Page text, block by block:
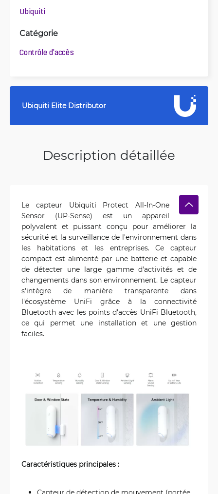
Ubiquiti
Catégorie
Contrôle d'accès
Ubiquiti Elite Distributor
Description détaillée
Le capteur Ubiquiti Protect All-In-One
Sensor (UP-Sense) est un appareil
polyvalent et puissant conçu pour améliorer la
sécurité et la surveillance de l'environnement dans
les habitations et les entreprises. Ce capteur
compact est alimenté par une batterie et capable
de détecter une large gamme d'activités et de
changements dans son environnement. Le capteur
s'intègre de manière transparente dans
l'écosystème UniFi grâce à la connectivité
Bluetooth avec les points d'accès UniFi Bluetooth,
ce qui permet une installation et une gestion
faciles.
Caractéristiques principales :
Capteur de détection de mouvement (portée